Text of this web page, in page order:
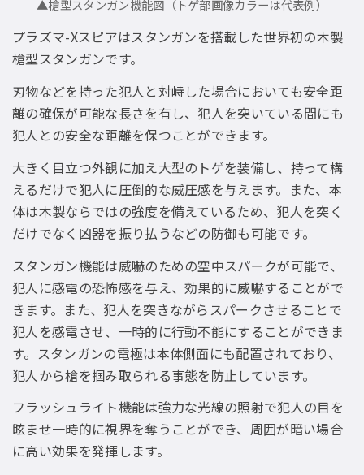
▲槍型スタンガン機能図（トゲ部画像カラーは代表例）
プラズマ-Xスピアはスタンガンを搭載した世界初の木製
槍型スタンガンです。
刃物などを持った犯人と対峙した場合においても安全距
離の確保が可能な長さを有し、犯人を突いている間にも
犯人との安全な距離を保つことができます。
大きく目立つ外観に加え大型のトゲを装備し、持って構
えるだけで犯人に圧倒的な威圧感を与えます。また、本
体は木製ならではの強度を備えているため、犯人を突く
だけでなく凶器を振り払うなどの防御も可能です。
スタンガン機能は威嚇のための空中スパークが可能で、
犯人に感電の恐怖感を与え、効果的に威嚇することがで
きます。また、犯人を突きながらスパークさせることで
犯人を感電させ、一時的に行動不能にすることができま
す。スタンガンの電極は本体側面にも配置されており、
犯人から槍を掴み取られる事態を防止しています。
フラッシュライト機能は強力な光線の照射で犯人の目を
眩ませ一時的に視界を奪うことができ、周囲が暗い場合
に高い効果を発揮します。